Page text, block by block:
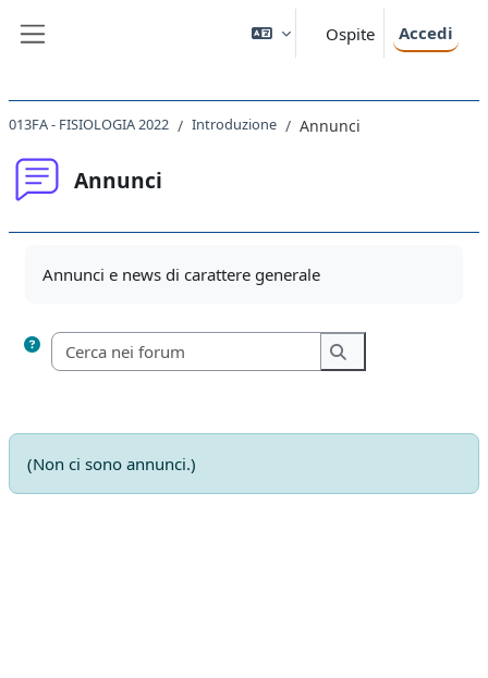
Ospite Accedi
013FA - FISIOLOGIA 2022 Introduzione Annunci
Annunci
Annunci e news di carattere generale
Cerca nei forum
Cerca nei forum
(Non ci sono annunci.)